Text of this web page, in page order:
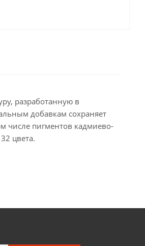
разработанную в
добавкам сохраняет
числе пигментов кадмиево-
цвета.